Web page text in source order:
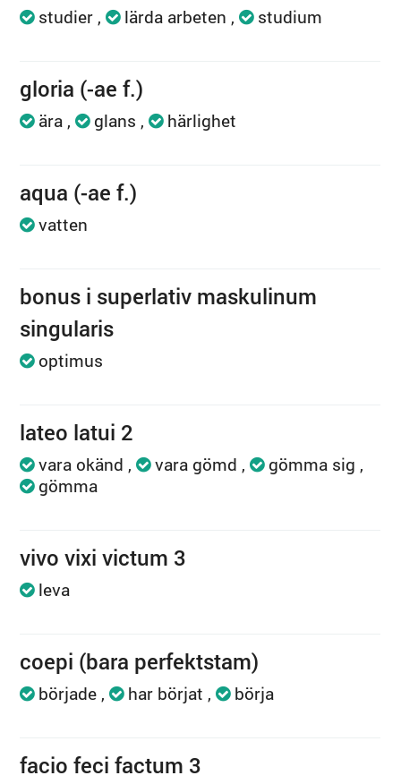
studier lärda arbeten studium
gloria (-ae f.)
ära glans härlighet
aqua (-ae f.)
vatten
bonus i superlativ maskulinum
singularis
optimus
lateo latui 2
vara okänd vara gömd
gömma sig
gömma
vivo vixi victum 3
leva
coepi (bara perfektstam)
började har börjat börja
facio feci factum 3